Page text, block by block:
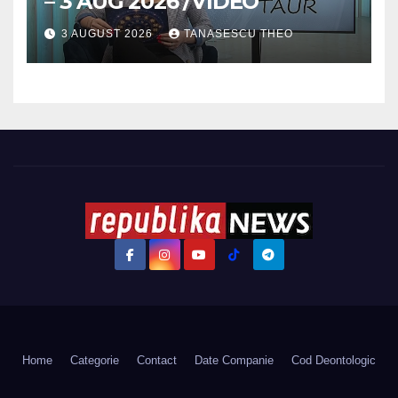
3 AUGUST 2026 TANASESCU THEO
Home Categorie Contact Date Companie Cod Deontologic